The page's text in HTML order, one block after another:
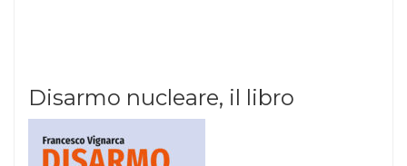
Disarmo nucleare, il libro